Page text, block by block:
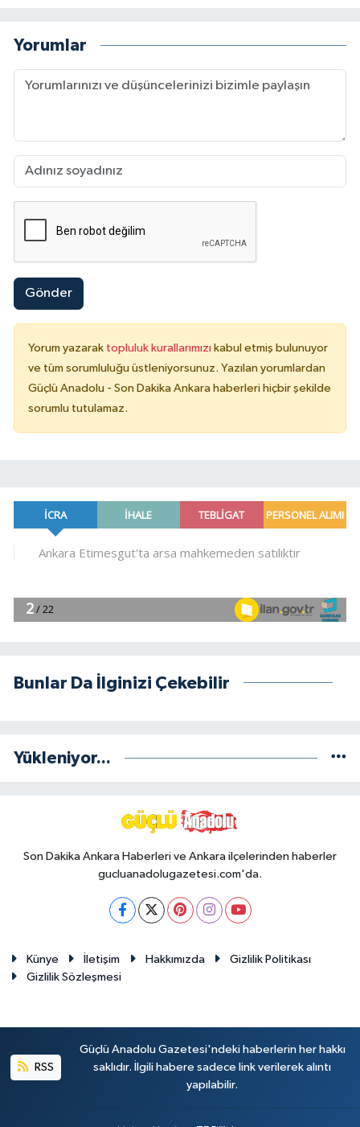
Yorumlar
Gönder
Yorum yazarak topluluk kurallarımızı kabul etmiş bulunuyor
ve tüm sorumluluğu üstleniyorsunuz. Yazılan yorumlardan
Güçlü Anadolu - Son Dakika Ankara haberleri hiçbir şekilde
sorumlu tutulamaz.
Bunlar Da İlginizi Çekebilir
Yükleniyor...
Son Dakika Ankara Haberleri ve Ankara ilçelerinden haberler
gucluanadolugazetesi.com'da.
Künye İletişim Hakkımızda
Gizlilik Politikası
Gizlilik Sözleşmesi
RSS
Güçlü Anadolu Gazetesi'ndeki haberlerin her hakkı
saklıdır. İlgili habere sadece link verilerek alıntı
yapılabilir.